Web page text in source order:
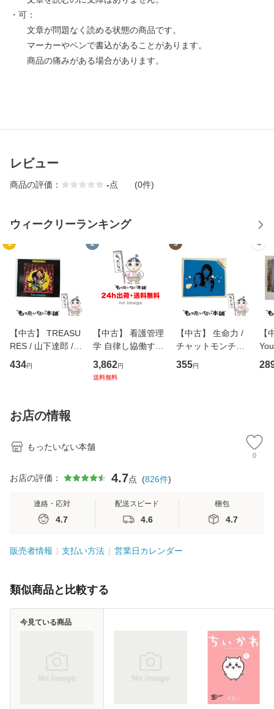
・可：
文章が問題なく読める状態の商品です。
マーカーやペンで書込があることがあります。
商品の痛みがある場合があります。
レビュー
商品の評価： -点 (0件)
ウィークリーランキング
1
【中古】 TREASU
RES / 山下達郎 /
イーストウエス
ト・ジャパン [CD]
434円
2
【中古】 看護管理
学 自律し協働する
専門職の看護マネ
ジメントスキル 改
3,862円
送料無料
3
【中古】 生命力 /
チャットモンチー /
キューンレコード
[CD]【メール便送
355円
4
【
のが
お店の情報
もったいない本舗
0
お店の評価： 4.7点 (826件)
連絡・応対
4.7
配送スピード
4.6
梱包
4.7
販売者情報 支払い方法 営業日カレンダー
類似商品と比較する
今見ている商品